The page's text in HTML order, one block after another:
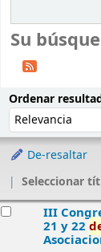
Su
Ordenar
De-resaltar
Seleccionar
III
21 y 22